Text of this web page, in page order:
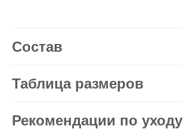
Состав
Таблица размеров
Рекомендации по уходу